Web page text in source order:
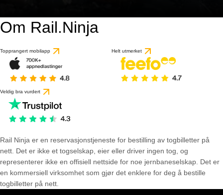
Om Rail.Ninja
Topprangert mobilapp Helt utmerket
Veldig bra vurdert
Rail Ninja er en reservasjons­tjeneste for bestilling av togbilletter på
nett. Det er ikke et togselskap, eier eller driver ingen tog, og
representerer ikke en offisiell nettside for noe jernbaneselskap. Det er
en kommersiell virksomhet som gjør det enklere for deg å bestille
togbilletter på nett.